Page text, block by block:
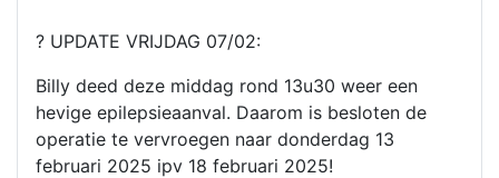
? UPDATE VRIJDAG 07/02:
Billy deed deze middag rond 13u30 weer een
hevige epilepsieaanval. Daarom is besloten de
operatie te vervroegen naar donderdag 13
februari 2025 ipv 18 februari 2025!